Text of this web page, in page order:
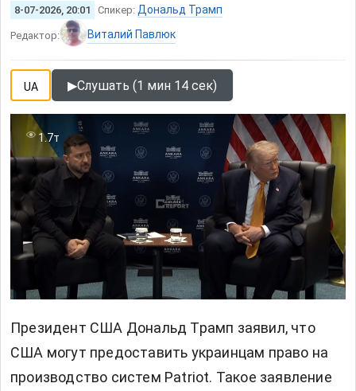
8-07-2026, 20:01 Спикер: Дональд Трамп
Редактор: Виталий Павлюк
UA ▶Слушать (1 мин 14 сек)
1.7т
Президент США Дональд Трамп заявил, что
США могут предоставить украинцам право на
производство систем Patriot. Такое заявление